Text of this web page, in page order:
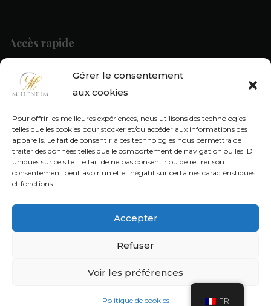
Gérer le consentement
aux cookies
Pour offrir les meilleures expériences, nous utilisons des technologies
telles que les cookies pour stocker et/ou accéder aux informations des
appareils. Le fait de consentir à ces technologies nous permettra de
traiter des données telles que le comportement de navigation ou les ID
uniques sur ce site. Le fait de ne pas consentir ou de retirer son
consentement peut avoir un effet négatif sur certaines caractéristiques
et fonctions.
Accepter
Refuser
Voir les préférences
Politique de cookies
Accès rapide
Accueil Nos Suites
Loisirs & services Contact
Politique de cookies (UE)
Suivez-nous et tenez vous informé de nos actualités !
FR